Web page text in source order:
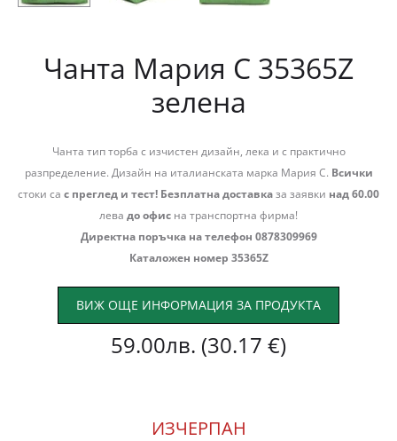
Чанта Мария С 35365Z
зелена
Чанта тип торба с изчистен дизайн, лека и с практично
разпределение. Дизайн на италианската марка Мария С. Всички
стоки са с преглед и тест! Безплатна доставказа заявки над 60.00
лева до офис на транспортна фирма!
Директна поръчка на телефон 0878309969
Каталожен номер 35365Z
ВИЖ ОЩЕ ИНФОРМАЦИЯ ЗА ПРОДУКТА
59.00лв. (30.17 €)
ИЗЧЕРПАН